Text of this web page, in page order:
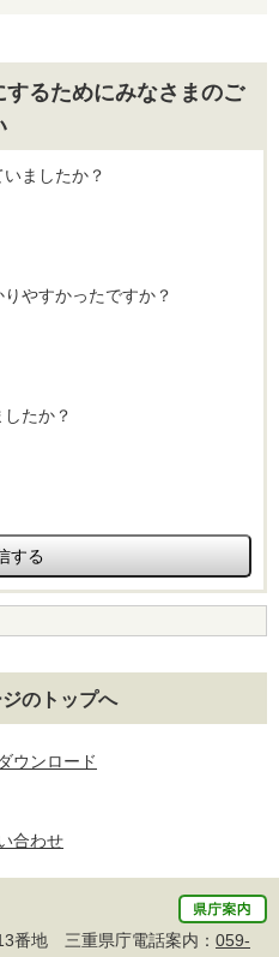
るためにみなさまのご
ましたか？
やすかったですか？
たか？
のトップへ
ウンロード
合わせ
番地 三重県庁電話案内： 059-